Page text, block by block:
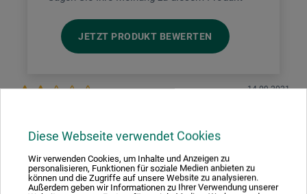
Diese Webseite verwendet Cookies
Wir verwenden Cookies, um Inhalte und Anzeigen zu
personalisieren, Funktionen für soziale Medien anbieten zu
können und die Zugriffe auf unsere Website zu analysieren.
Außerdem geben wir Informationen zu Ihrer Verwendung unserer
JETZT PRODUKT BEWERTEN
14.09.2021
Produkt: morani Serie 100 Gr. 2 1/2" - Universalpinsel
Dieser Pinsel war mal der beste Acrylpinsel für mich! Leider
habe ich bemerkt, dass die Borsten der zuletzt bestellten
Pinsel deutlich länger sind, als die der alten, ca. 1 cm